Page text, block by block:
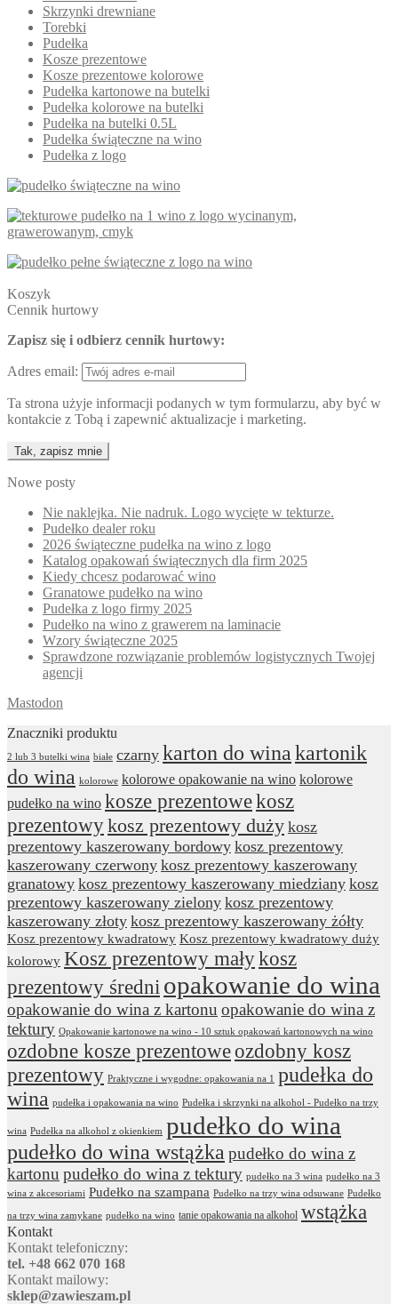
Skrzynki drewniane
Torebki
Pudełka
Kosze prezentowe
Kosze prezentowe kolorowe
Pudełka kartonowe na butelki
Pudełka kolorowe na butelki
Pudełka na butelki 0.5L
Pudełka świąteczne na wino
Pudełka z logo
Koszyk
Cennik hurtowy
Zapisz się i odbierz cennik hurtowy:
Adres email:
Ta strona użyje informacji podanych w tym formularzu, aby być w
kontakcie z Tobą i zapewnić aktualizacje i marketing.
Nowe posty
Nie naklejka. Nie nadruk. Logo wycięte w tekturze.
Pudełko dealer roku
2026 świąteczne pudełka na wino z logo
Katalog opakowań świątecznych dla firm 2025
Kiedy chcesz podarować wino
Granatowe pudełko na wino
Pudełka z logo firmy 2025
Pudełko na wino z grawerem na laminacie
Wzory świąteczne 2025
Sprawdzone rozwiązanie problemów logistycznych Twojej
agencji
Mastodon
Znaczniki produktu
2 lub 3 butelki wina białe czarny karton do wina kartonik
do wina kolorowe kolorowe opakowanie na wino kolorowe
pudełko na wino kosze prezentowekosz
prezentowykosz prezentowy duży kosz
prezentowy kaszerowany bordowy kosz prezentowy
kaszerowany czerwony kosz prezentowy kaszerowany
granatowy kosz prezentowy kaszerowany miedziany kosz
prezentowy kaszerowany zielony kosz prezentowy
kaszerowany złoty kosz prezentowy kaszerowany żółty
Kosz prezentowy kwadratowy Kosz prezentowy kwadratowy duży
kolorowy Kosz prezentowy małykosz
prezentowy średni opakowanie do wina
opakowanie do wina z kartonu opakowanie do wina z
tektury Opakowanie kartonowe na wino - 10 sztuk opakowań kartonowych na wino
ozdobne kosze prezentoweozdobny kosz
prezentowy Praktyczne i wygodne: opakowania na 1
pudełka do
wina pudełka i opakowania na wino Pudełka i skrzynki na alkohol - Pudełko na trzy
wina Pudełka na alkohol z okienkiem pudełko do wina
pudełko do wina wstążka pudełko do wina z
kartonu pudełko do wina z tektury pudełko na 3 wina pudełko na 3
wina z akcesoriami Pudełko na szampana Pudełko na trzy wina odsuwane Pudełko
na trzy wina zamykane pudełko na wino tanie opakowania na alkohol wstążka
Kontakt
Kontakt telefoniczny:
tel. +48 662 070 168
Kontakt mailowy:
sklep@zawieszam.pl